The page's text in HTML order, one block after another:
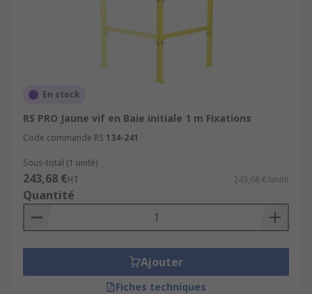
En stock
RS PRO Jaune vif en Baie initiale 1 m Fixations
Code commande RS 134-241
Sous-total (1 unité)
243,68 €HT 243,68 €/unité
Quantité
Ajouter
Fiches techniques